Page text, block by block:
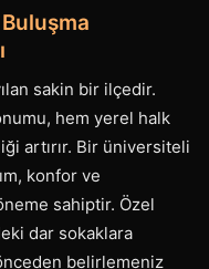
sakin bir ilçedir.
hem yerel halk
artırır. Bir üniversiteli
konfor ve
sahiptir. Özel
dar sokaklara
belirlemeniz